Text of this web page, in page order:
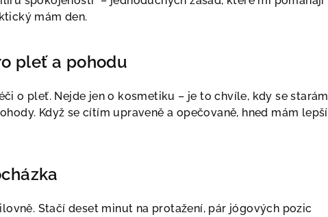
mám den.
pleť a pohodu
o pleť. Nejde jen o kosmetiku – je to chvíle, kdy se starám
Když se cítím upraveně a opečovaně, hned mám lepší
Stačí deset minut na protažení, pár jógových pozic